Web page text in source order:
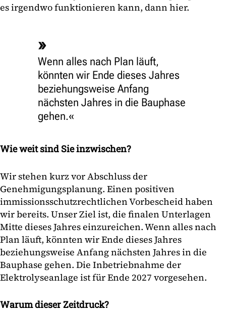
es irgendwo funktionieren kann, dann hier.
Wenn alles nach Plan läuft,
könnten wir Ende dieses Jahres
beziehungsweise Anfang
nächsten Jahres in die Bauphase
gehen.
Wie weit sind Sie inzwischen?
Wir stehen kurz vor Abschluss der
Genehmigungsplanung. Einen positiven
immissionsschutzrechtlichen Vorbescheid haben
wir bereits. Unser Ziel ist, die finalen Unterlagen
Mitte dieses Jahres einzureichen. Wenn alles nach
Plan läuft, könnten wir Ende dieses Jahres
beziehungsweise Anfang nächsten Jahres in die
Bauphase gehen. Die Inbetriebnahme der
Elektrolyseanlage ist für Ende 2027 vorgesehen.
Warum dieser Zeitdruck?